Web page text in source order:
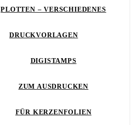
PLOTTEN – VERSCHIEDENES
DRUCKVORLAGEN
DIGISTAMPS
ZUM AUSDRUCKEN
FÜR KERZENFOLIEN